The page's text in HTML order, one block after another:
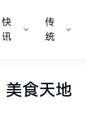
快
讯
传
统
美食天地